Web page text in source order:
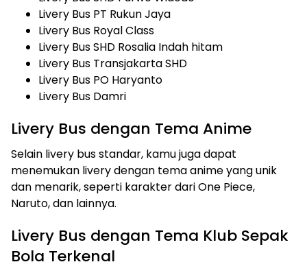
Livery Bus PT Rukun Jaya
Livery Bus Royal Class
Livery Bus SHD Rosalia Indah hitam
Livery Bus Transjakarta SHD
Livery Bus PO Haryanto
Livery Bus Damri
Livery Bus dengan Tema Anime
Selain livery bus standar, kamu juga dapat
menemukan livery dengan tema anime yang unik
dan menarik, seperti karakter dari One Piece,
Naruto, dan lainnya.
Livery Bus dengan Tema Klub Sepak
Bola Terkenal